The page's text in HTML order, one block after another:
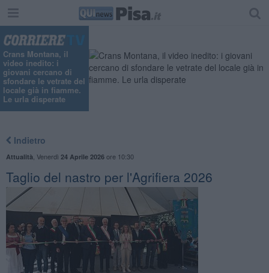
Crans Montana, il
video inedito: i
giovani cercano di
sfondare le vetrate del
locale già in fiamme.
Le urla disperate
Indietro
Attualità Venerdì 24 Aprile 2026ore 10:30
Taglio del nastro per l'Agrifiera 2026